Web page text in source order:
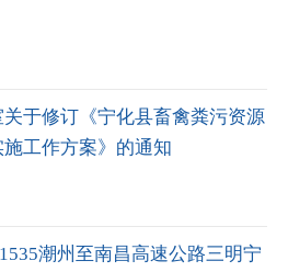
于修订《宁化县畜禽粪污资源
工作方案》的通知
潮州至南昌高速公路三明宁